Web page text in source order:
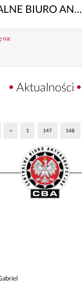
CENTRALNE BIURO ANTYKORUPCYJNE
na:
Aktualności
< 1 147 148